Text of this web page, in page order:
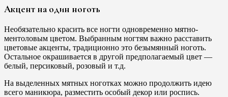
Акцент на один ноготь
Необязательно красить все ногти одновременно мятно-
ментоловым цветом. Выбранным ногтям важно расставить
цветовые акценты, традиционно это безымянный ноготь.
Остальное окрашивается в другой предполагаемый цвет —
белый, персиковый, розовый и т.д.
На выделенных мятных ноготках можно продолжить идею
всего маникюра, разместить особый декор или роспись.